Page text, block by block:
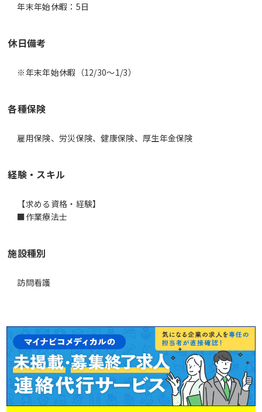
年末年始休暇：5日
休日備考
※年末年始休暇（12/30～1/3）
各種保険
雇用保険、労災保険、健康保険、厚生年金保険
経験・スキル
【求める資格・経験】
■作業療法士
施設種別
訪問看護